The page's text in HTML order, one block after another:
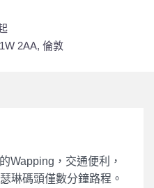
2AA, 倫敦
Wapping，交通便利，
琳碼頭僅數分鐘路程。